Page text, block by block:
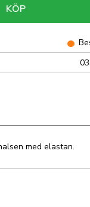
KÖP
med elastan.